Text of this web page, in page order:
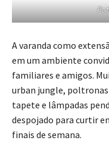
A varanda como
em um ambiente
familiares e amigos.
urban jungle,
tapete e lâmpadas
despojado para curtir
finais de semana.